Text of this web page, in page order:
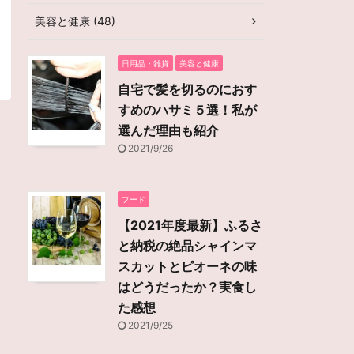
美容と健康 (48)
日用品・雑貨 美容と健康
自宅で髪を切るのにおす
すめのハサミ５選！私が
選んだ理由も紹介
2021/9/26
フード
【2021年度最新】ふるさ
と納税の絶品シャインマ
スカットとピオーネの味
はどうだったか？実食し
た感想
2021/9/25